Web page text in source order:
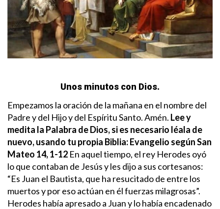
Unos minutos con Dios.
Empezamos la oración de la mañana en el nombre del
Padre y del Hijo y del Espíritu Santo. Amén. Lee y
medita la Palabra de Dios, si es necesario léala de
nuevo, usando tu propia Biblia:Evangelio según San
Mateo 14, 1-12 En aquel tiempo, el rey Herodes oyó
lo que contaban de Jesús y les dijo a sus cortesanos:
“Es Juan el Bautista, que ha resucitado de entre los
muertos y por eso actúan en él fuerzas milagrosas”.
Herodes había apresado a Juan y lo había encadenado